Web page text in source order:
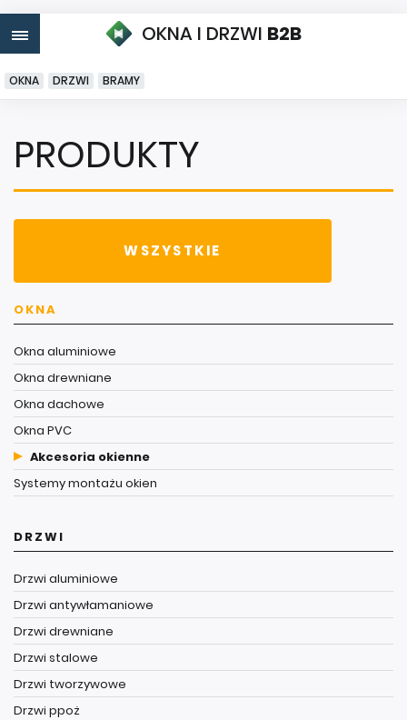
OKNA I DRZWI B2B
OKNA DRZWI BRAMY
PRODUKTY
WSZYSTKIE
OKNA
Okna aluminiowe
Okna drewniane
Okna dachowe
Okna PVC
Akcesoria okienne
Systemy montażu okien
DRZWI
Drzwi aluminiowe
Drzwi antywłamaniowe
Drzwi drewniane
Drzwi stalowe
Drzwi tworzywowe
Drzwi ppoż